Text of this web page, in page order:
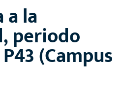
la
periodo
(Campus